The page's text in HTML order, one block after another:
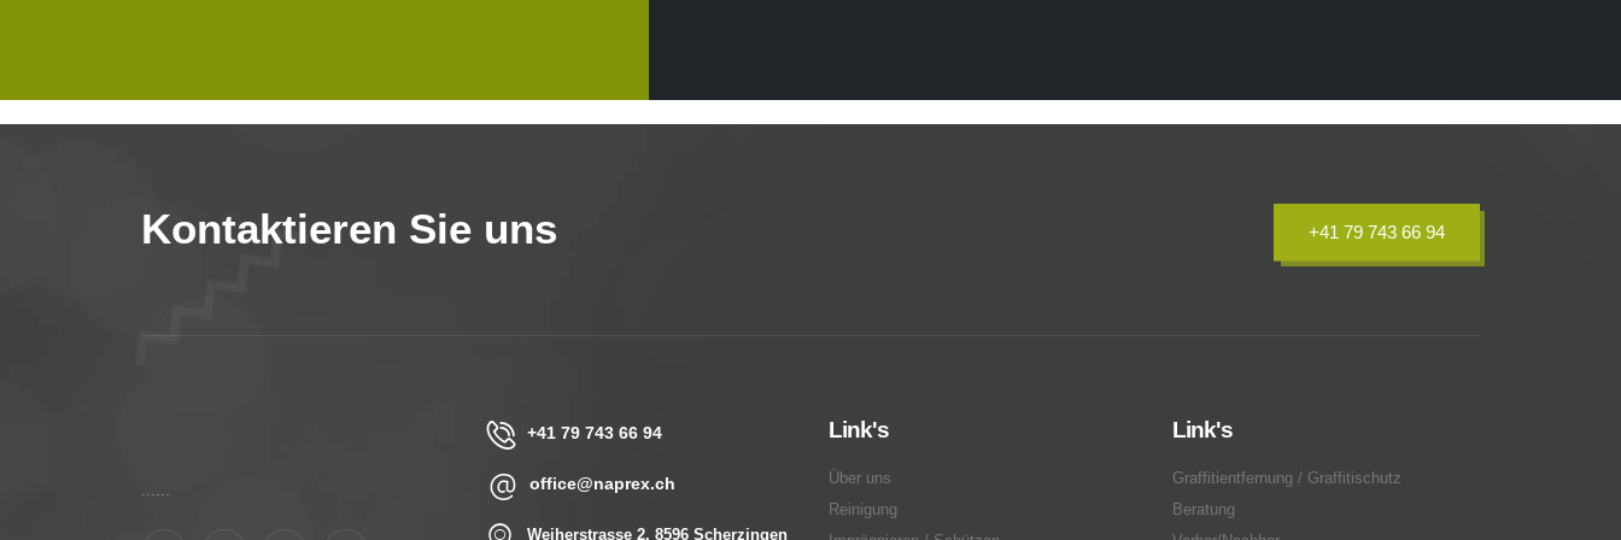
Kontaktieren Sie uns +41 79 743 66 94
+41 79 743 66 94
office@naprex.ch
Weiherstrasse 2, 8596 Scherzingen
Link's
Über uns
Reinigung
Link's
Graffitientfernung / Graffitischutz
Beratung